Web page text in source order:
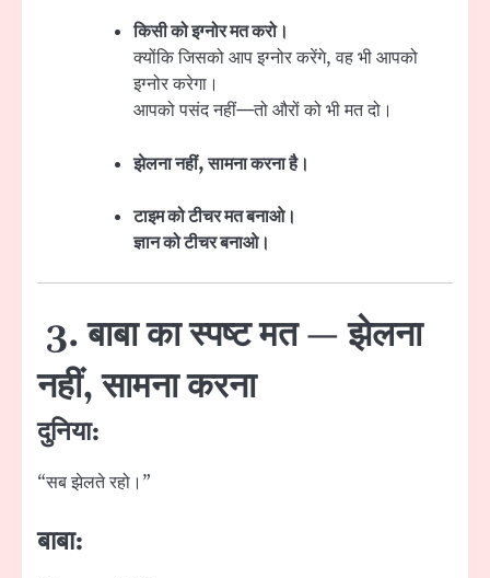
किसी को इग्नोर मत करो।
क्योंकि जिसको आप इग्नोर करेंगे, वह भी आपको
इग्नोर करेगा।
आपको पसंद नहीं—तो औरों को भी मत दो।
झेलना नहीं, सामना करना है।
टाइम को टीचर मत बनाओ।
ज्ञान को टीचर बनाओ।
3. बाबा का स्पष्ट मत — झेलना
नहीं, सामना करना
दुनिया:
“सब झेलते रहो।”
बाबा: